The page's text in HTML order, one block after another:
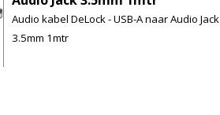
Audio kabel DeLock - USB-A naar Audio Jack
3.5mm 1mtr